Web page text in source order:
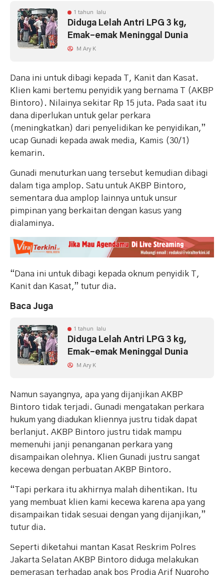
1 tahun lalu
Diduga Lelah Antri LPG 3 kg,
Emak-emak Meninggal Dunia
M Ary K
Dana ini untuk dibagi kepada T, Kanit dan Kasat.
Klien kami bertemu penyidik yang bernama T (AKBP
Bintoro). Nilainya sekitar Rp 15 juta. Pada saat itu
dana diperlukan untuk gelar perkara
(meningkatkan) dari penyelidikan ke penyidikan,”
ucap Gunadi kepada awak media, Kamis (30/1)
kemarin.
Gunadi menuturkan uang tersebut kemudian dibagi
dalam tiga amplop. Satu untuk AKBP Bintoro,
sementara dua amplop lainnya untuk unsur
pimpinan yang berkaitan dengan kasus yang
dialaminya.
“Dana ini untuk dibagi kepada oknum penyidik T,
Kanit dan Kasat,” tutur dia.
Baca Juga
1 tahun lalu
Diduga Lelah Antri LPG 3 kg,
Emak-emak Meninggal Dunia
M Ary K
Namun sayangnya, apa yang dijanjikan AKBP
Bintoro tidak terjadi. Gunadi mengatakan perkara
hukum yang diadukan kliennya justru tidak dapat
berlanjut. AKBP Bintoro justru tidak mampu
memenuhi janji penanganan perkara yang
disampaikan olehnya. Klien Gunadi justru sangat
kecewa dengan perbuatan AKBP Bintoro.
“Tapi perkara itu akhirnya malah dihentikan. Itu
yang membuat klien kami kecewa karena apa yang
disampaikan tidak sesuai dengan yang dijanjikan,”
tutur dia.
Seperti diketahui mantan Kasat Reskrim Polres
Jakarta Selatan AKBP Bintoro diduga melakukan
pemerasan terhadap anak bos Prodia Arif Nugroho